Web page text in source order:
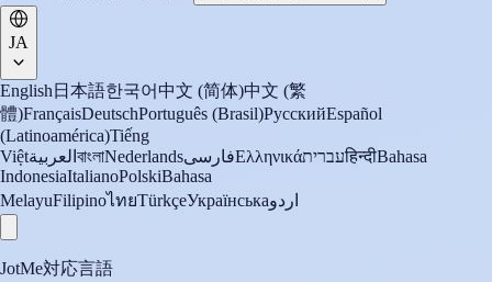
JA
English 日本語한국어 中文 (简体)中文 (繁
體)FrançaisDeutschPortuguês (Brasil)РусскийEspañol
(Latinoamérica)Tiếng
Việtالعربية বাংলাNederlandsفارسیΕλληνικάעבריתहिन्दीBahasa
IndonesiaItalianoPolskiBahasa
MelayuFilipinoไทยTürkçeУкраїнськаاردو
JotMe対応言語